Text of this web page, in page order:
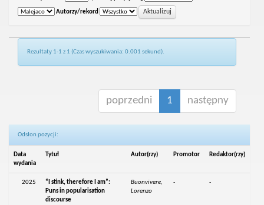
Autorzy/rekord
Rezultaty 1-1 z 1 (Czas wyszukiwania: 0.001 sekund).
poprzedni 1 następny
Odsłon pozycji:
Data
wydania
Tytuł Autor(rzy) Promotor Redaktor(rzy)
2025
“I stink, therefore I am”:
Puns in popularisation
discourse
Buonvivere,
Lorenzo
- -